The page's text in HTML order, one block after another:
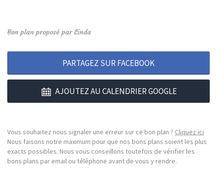
Bon plan proposé par Linda
PARTAGEZ SUR FACEBOOK
AJOUTEZ AU CALENDRIER GOOGLE
Vous souhaitez nous signaler une erreur sur ce bon plan ? Cliquez ici
Nous faisons notre maximum pour que nos bons plans soient les plus
exacts possibles. Nous vous conseillons toutefois de vérifier les
bons plans par email ou téléphone avant de vous y rendre.